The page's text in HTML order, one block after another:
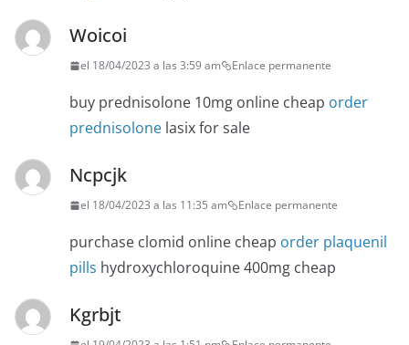
Woicoi
el 18/04/2023 a las 3:59 am Enlace permanente
buy prednisolone 10mg online cheap order
prednisolone lasix for sale
Ncpcjk
el 18/04/2023 a las 11:35 am Enlace permanente
purchase clomid online cheap order plaquenil
pills hydroxychloroquine 400mg cheap
Kgrbjt